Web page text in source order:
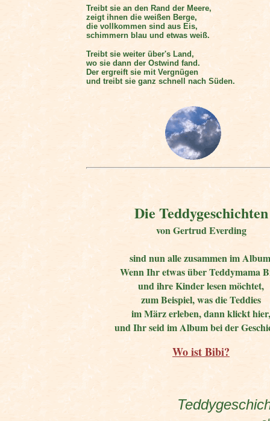
Treibt sie an den Rand der Meere,
zeigt ihnen die weißen Berge,
die vollkommen sind aus Eis,
schimmern blau und etwas weiß.
Treibt sie weiter über's Land,
wo sie dann der Ostwind fand.
Der ergreift sie mit Vergnügen
und treibt sie ganz schnell nach Süden.
Die Teddygeschichten
von Gertrud Everding
sind nunalle zusammen im
Wenn Ihr etwas über Teddymama
und ihre Kinder lesen möchtet,
zum Beispiel, was die Teddies
im März erleben, dann klickt hier,
und Ihr seid im Album bei der
Wo ist Bibi?